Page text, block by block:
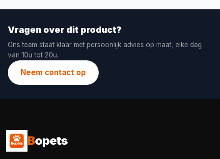
Vragen over dit product?
Ons team staat klaar met persoonlijk advies op maat, elke dag
van 10u tot 20u.
Neem contact op
Bopets